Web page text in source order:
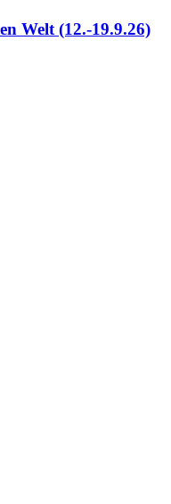
Welt (12.-19.9.26)